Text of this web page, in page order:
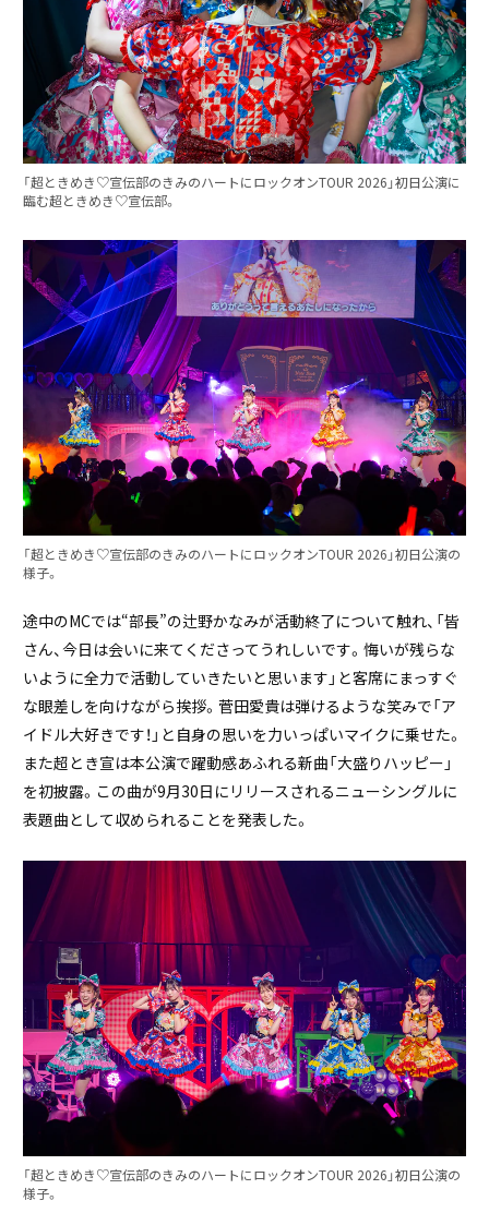
「超ときめき♡宣伝部のきみのハートにロックオンTOUR 2026」初日公演に
臨む超ときめき♡宣伝部。
「超ときめき♡宣伝部のきみのハートにロックオンTOUR 2026」初日公演の
様子。
途中のMCでは“部長”の辻野かなみが活動終了について触れ、「皆
さん、今日は会いに来てくださってうれしいです。悔いが残らな
いように全力で活動していきたいと思います」と客席にまっすぐ
な眼差しを向けながら挨拶。菅田愛貴は弾けるような笑みで「ア
イドル大好きです！」と自身の思いを力いっぱいマイクに乗せた。
また超とき宣は本公演で躍動感あふれる新曲「大盛りハッピー」
を初披露。この曲が9月30日にリリースされるニューシングルに
表題曲として収められることを発表した。
「超ときめき♡宣伝部のきみのハートにロックオンTOUR 2026」初日公演の
様子。